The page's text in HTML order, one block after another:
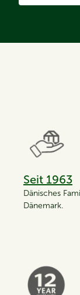
Seit 1963
Dänisches
Dänemark.